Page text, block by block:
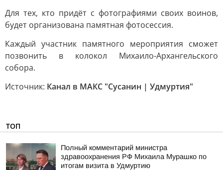
Для тех, кто придёт с фотографиями своих воинов,
будет организована памятная фотосессия.
Каждый участник памятного мероприятия сможет
позвонить в колокол Михаило-Архангельского
собора.
Источник: Канал в МАКС "Сусанин | Удмуртия"
ТОП
Полный комментарий министра
здравоохранения РФ Михаила Мурашко по
итогам визита в Удмуртию